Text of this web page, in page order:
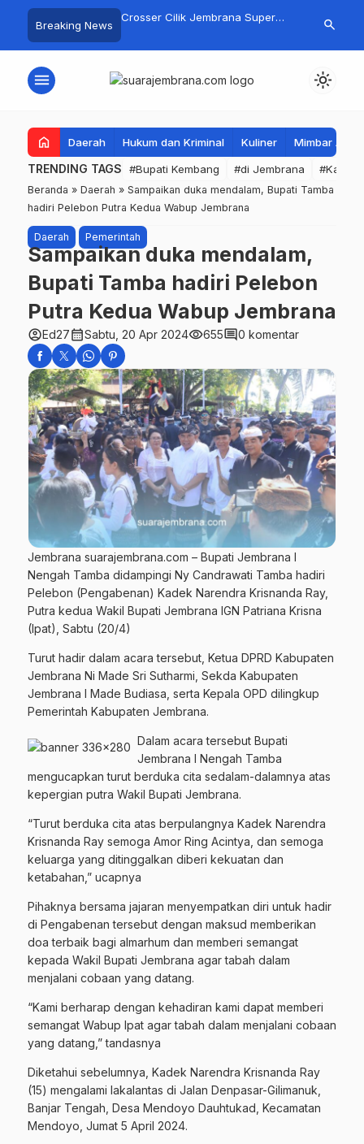
Breaking News
Tenggelam di
Pengambengan
Crosser Cilik Jembrana Super
Motocross 50cc
Jembrana
Mustika Rasa
search
menu light_mode
home Daerah Hukum dan Kriminal Kuliner Mimbar
TRENDING TAGS #Bupati Kembang #di Jembrana
Beranda » Daerah » Sampaikan duka mendalam, Bupati Tamba
hadiri Pelebon Putra Kedua Wabup Jembrana
Daerah Pemerintah
Sampaikan duka mendalam,
Bupati Tamba hadiri Pelebon
Putra Kedua Wabup Jembrana
account_circleEd27calendar_monthSabtu, 20 Apr 2024visibility655comment0 komentar
Jembrana suarajembrana.com – Bupati Jembrana I
Nengah Tamba didampingi Ny Candrawati Tamba hadiri
Pelebon (Pengabenan) Kadek Narendra Krisnanda Ray,
Putra kedua Wakil Bupati Jembrana IGN Patriana Krisna
(Ipat), Sabtu (20/4)
Turut hadir dalam acara tersebut, Ketua DPRD Kabupaten
Jembrana Ni Made Sri Sutharmi, Sekda Kabupaten
Jembrana I Made Budiasa, serta Kepala OPD dilingkup
Pemerintah Kabupaten Jembrana.
Dalam acara tersebut Bupati
Jembrana I Nengah Tamba
mengucapkan turut berduka cita sedalam-dalamnya atas
kepergian putra Wakil Bupati Jembrana.
“Turut berduka cita atas berpulangnya Kadek Narendra
Krisnanda Ray semoga Amor Ring Acintya, dan semoga
keluarga yang ditinggalkan diberi kekuatan dan
ketabahan,” ucapnya
Pihaknya bersama jajaran menyempatkan diri untuk hadir
di Pengabenan tersebut dengan maksud memberikan
doa terbaik bagi almarhum dan memberi semangat
kepada Wakil Bupati Jembrana agar tabah dalam
menjalani cobaan yang datang.
“Kami berharap dengan kehadiran kami dapat memberi
semangat Wabup Ipat agar tabah dalam menjalani cobaan
yang datang,” tandasnya
Diketahui sebelumnya, Kadek Narendra Krisnanda Ray
(15) mengalami lakalantas di Jalan Denpasar-Gilimanuk,
Banjar Tengah, Desa Mendoyo Dauhtukad, Kecamatan
Mendoyo, Jumat 5 April 2024.